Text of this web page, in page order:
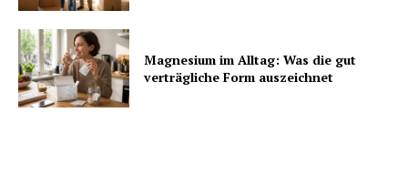
Magnesium im Alltag: Was die gut
verträgliche Form auszeichnet